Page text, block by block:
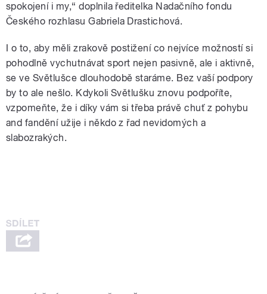
spokojení i my,“ doplnila ředitelka Nadačního fondu
Českého rozhlasu Gabriela Drastichová.
I o to, aby měli zrakově postižení co nejvíce možností si
pohodlně vychutnávat sport nejen pasivně, ale i aktivně,
se ve Světlušce dlouhodobě staráme. Bez vaší podpory
by to ale nešlo. Kdykoli Světlušku znovu podpoříte,
vzpomeňte, že i díky vám si třeba právě chuť z pohybu
and fandění užije i někdo z řad nevidomých a
slabozrakých.